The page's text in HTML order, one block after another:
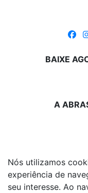
BAIXE
A
Nós utilizamos
experiência de
seu interesse. Ao